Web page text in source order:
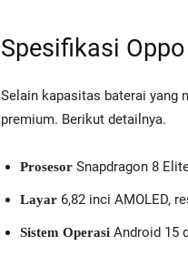
Spesifikasi
Selain kapasitas baterai yang
premium. Berikut detailnya.
Prosesor Snapdragon 8
Layar 6,82 inci AMOLED,
Sistem Operasi Android 15